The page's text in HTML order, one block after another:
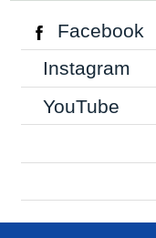
Facebook
Instagram
YouTube